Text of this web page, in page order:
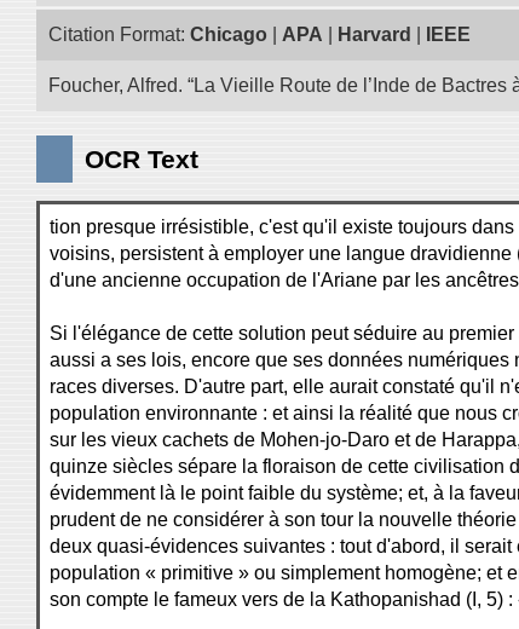
Citation Format: Chicago APA Harvard IEEE
Foucher, Alfred. “La Vieille Route de l’Inde de
OCR Text
tion presque irrésistible, c'est qu'il existe toujours
voisins, persistent à employer une langue
d'une ancienne occupation de l'Ariane par les
Si l'élégance de cette solution peut séduire au
aussi a ses lois, encore que ses données
races diverses. D'autre part, elle aurait constaté qu'il
population environnante : et ainsi la réalité que nous
sur les vieux cachets de Mohen-jo-Daro et de
quinze siècles sépare la floraison de cette civilisation
évidemment là le point faible du système; et, à la
prudent de ne considérer à son tour la nouvelle
deux quasi-évidences suivantes : tout d'abord, il
population « primitive » ou simplement homogène; et
son compte le fameux vers de la Kathopanishad (I, 5)